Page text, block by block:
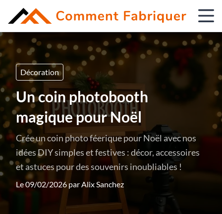
Décoration
Un coin photobooth
magique pour Noël
Crée un coin photo féerique pour Noël avec nos
idées DIY simples et festives : décor, accessoires
et astuces pour des souvenirs inoubliables !
Le 09/02/2026 parAlix Sanchez